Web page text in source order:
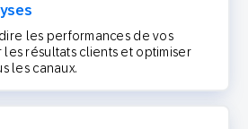
les performances de vos
les résultats clients et optimiser
les canaux.